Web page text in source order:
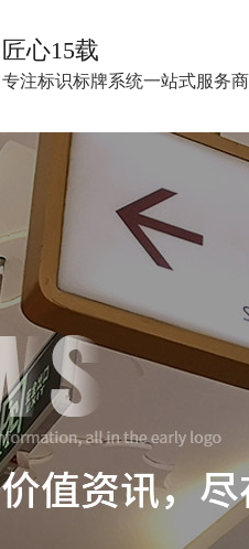
匠心15载
专注标识标牌系统一站式服务商